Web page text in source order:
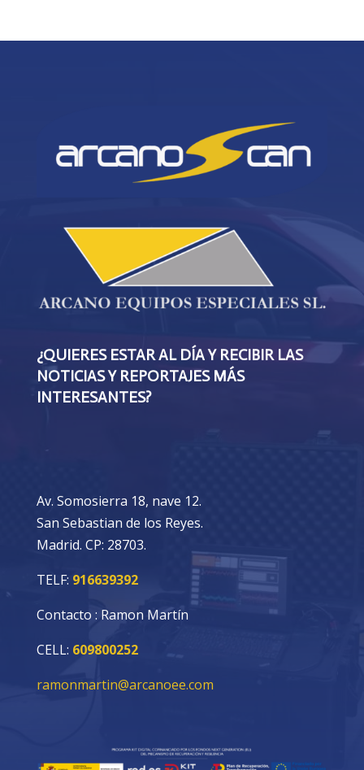
¿QUIERES ESTAR AL DÍA Y RECIBIR LAS
NOTICIAS Y REPORTAJES MÁS
INTERESANTES?
Av. Somosierra 18, nave 12.
San Sebastian de los Reyes.
Madrid. CP: 28703.
TELF: 916639392
Contacto : Ramon Martín
CELL: 609800252
ramonmartin@arcanoee.com